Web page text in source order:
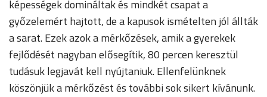
képességek domináltak és mindkét csapat a
győzelemért hajtott, de a kapusok ismételten jól állták
a sarat. Ezek azok a mérkőzések, amik a gyerekek
fejlődését nagyban elősegítik, 80 percen keresztül
tudásuk legjavát kell nyújtaniuk. Ellenfelünknek
köszönjük a mérkőzést és további sok sikert kívánunk.